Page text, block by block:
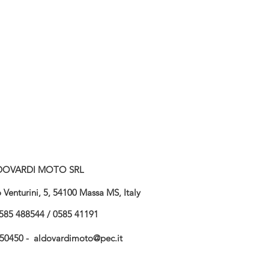
MOTO SRL
5, 54100 Massa MS, Italy
488544 / 0585 41191
- aldovardimoto@pec.it